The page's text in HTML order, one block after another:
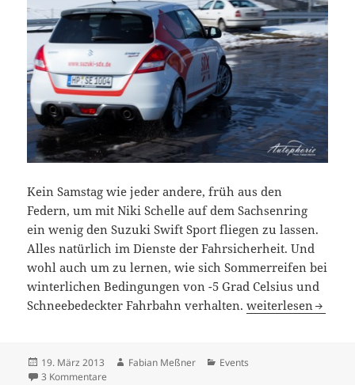
Kein Samstag wie jeder andere, früh aus den
Federn, um mit Niki Schelle auf dem Sachsenring
ein wenig den Suzuki Swift Sport fliegen zu lassen.
Alles natürlich im Dienste der Fahrsicherheit. Und
wohl auch um zu lernen, wie sich Sommerreifen bei
winterlichen Bedingungen von -5 Grad Celsius und
Schneebedeckter Fahrbahn verhalten.In der Fahrspur
weiterlesen
Veröffentlicht
am
19. März 2013 Autor
Fabian Meßner Kategorien
Events
3 Kommentare